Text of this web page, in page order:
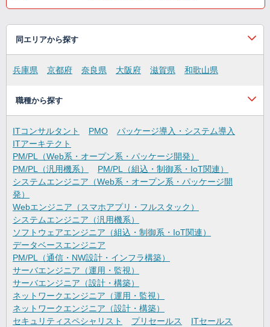
同エリアから探す
兵庫県 京都府 奈良県 大阪府 滋賀県 和歌山県
職種から探す
ITコンサルタント PMO
パッケージ導入・システム導入
ITアーキテクト
PM/PL（Web系・オープン系・パッケージ開発）
PM/PL（汎用機系）
PM/PL（組込・制御系・IoT関連）
システムエンジニア（Web系・オープン系・パッケージ開
発）
Webエンジニア（スマホアプリ・フルスタック）
システムエンジニア（汎用機系）
ソフトウェアエンジニア（組込・制御系・IoT関連）
データベースエンジニア
PM/PL（通信・NW設計・インフラ構築）
サーバエンジニア（運用・監視）
サーバエンジニア（設計・構築）
ネットワークエンジニア（運用・監視）
ネットワークエンジニア（設計・構築）
セキュリティスペシャリスト
プリセールス
ITセールス